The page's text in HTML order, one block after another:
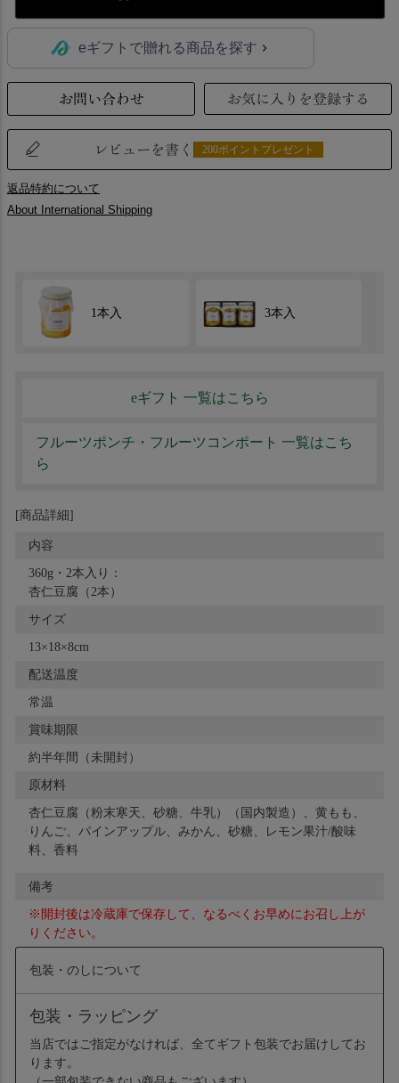
eギフトで贈れる商品を探す
お問い合わせ お気に入りを登録する
レビューを書く 200ポイントプレゼント
返品特約について
About International Shipping
1本入 3本入
eギフト 一覧はこちら
フルーツポンチ・フルーツコンポート 一覧はこち
ら
[商品詳細]
内容
360g・2本入り：
杏仁豆腐（2本）
サイズ
13×18×8cm
配送温度
常温
賞味期限
約半年間（未開封）
原材料
杏仁豆腐（粉末寒天、砂糖、牛乳）（国内製造）、黄もも、
りんご、パインアップル、みかん、砂糖、レモン果汁/酸味
料、香料
備考
※開封後は冷蔵庫で保存して、なるべくお早めにお召し上が
りください。
包装・のしについて
包装・ラッピング
当店ではご指定がなければ、全てギフト包装でお届けしてお
ります。